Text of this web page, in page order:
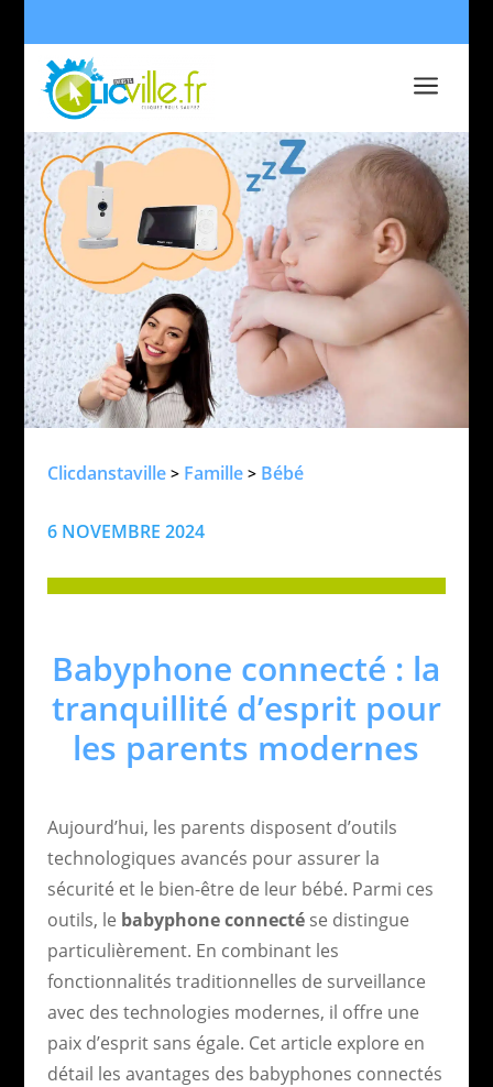
a
Clicdanstaville> Famille> Bébé
6 NOVEMBRE 2024
Babyphone connecté : la
tranquillité d’esprit pour
les parents modernes
Aujourd’hui, les parents disposent d’outils
technologiques avancés pour assurer la
sécurité et le bien-être de leur bébé. Parmi ces
outils, le babyphone connectése distingue
particulièrement. En combinant les
fonctionnalités traditionnelles de surveillance
avec des technologies modernes, il offre une
paix d’esprit sans égale. Cet article explore en
détail les avantages des babyphones connectés